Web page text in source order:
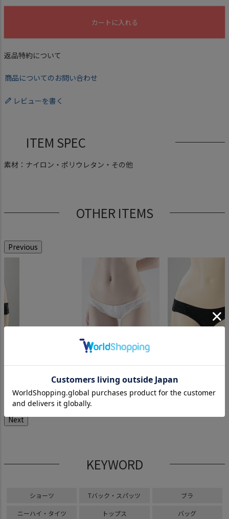
カートに入れる
返品特約について
商品についてのお問い合わせ
レビューを書く
ITEM SPEC
素材：ナイロン・ポリウレタン・その他
OTHER ITEMS
Previous
ハー
超超ローライズ フリルレースパ
ンツ〈黒〉
5,390（税込）
ンツ〈白〉
¥5,390
ックスリボン〉
（税込）
超ローライズ フリルレ
ースパンツ〈白〉
¥5,390 （税込）
ーライズ スポーテ
リータレース ハー
ックパンツ〈黒〉
5,390
Next
KEYWORD
ショーツ Tバック・スパッツ ブラ
ニーハイ・タイツ トップス バッグ